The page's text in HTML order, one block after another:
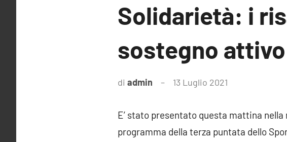
Solidarietà: i
sostegno
di admin 13 Luglio 2021
E’ stato presentato questa mattina nella
programma della terza puntata dello